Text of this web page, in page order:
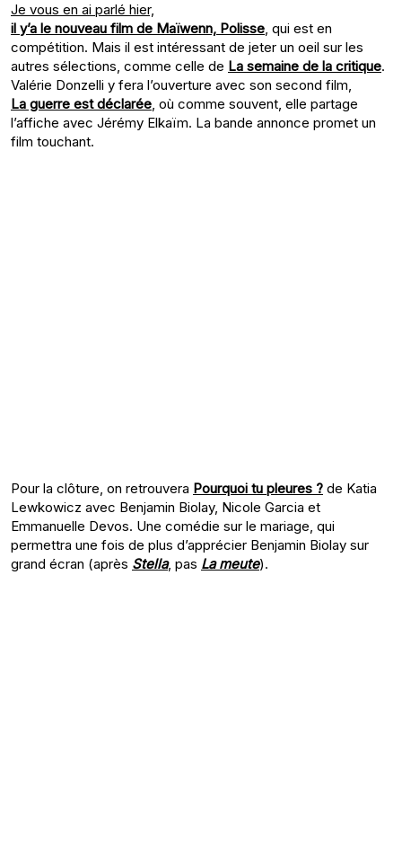
Je vous en ai parlé hier,
il y’a le nouveau film de Maïwenn, Polisse, qui est en
compétition. Mais il est intéressant de jeter un oeil sur les
autres sélections, comme celle de La semaine de la critique.
Valérie Donzelli y fera l’ouverture avec son second film,
La guerre est déclarée, où comme souvent, elle partage
l’affiche avec Jérémy Elkaïm. La bande annonce promet un
film touchant.
Pour la clôture, on retrouvera Pourquoi tu pleures ? de Katia
Lewkowicz avec Benjamin Biolay, Nicole Garcia et
Emmanuelle Devos. Une comédie sur le mariage, qui
permettra une fois de plus d’apprécier Benjamin Biolay sur
grand écran (après Stella, pas La meute).